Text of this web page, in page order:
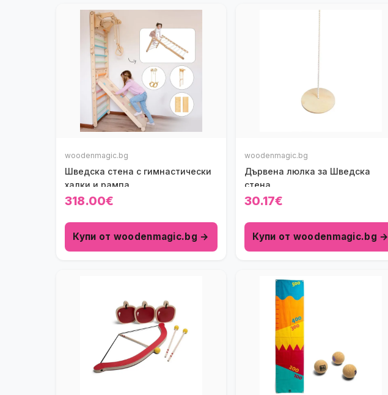
woodenmagic.bg
Шведска стена с гимнастически
халки и рампа
318.00€
Купи от woodenmagic.bg →
woodenmagic.bg
Дървена люлка за Шведска
стена
30.17€
Купи от woodenmagic.bg →